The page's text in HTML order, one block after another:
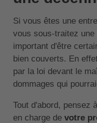
Si vous êtes une
vous sous-traitez
important d'être
bien couverts. En
par la loi devant le
dommages qui
Tout d'abord, pensez
en charge de votre